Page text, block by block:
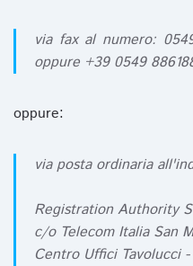
via fax al numero:
oppure +39 0549
oppure:
via posta ordinaria
Registration Authority
c/o Telecom Italia San
Centro Uffici Tavolucci